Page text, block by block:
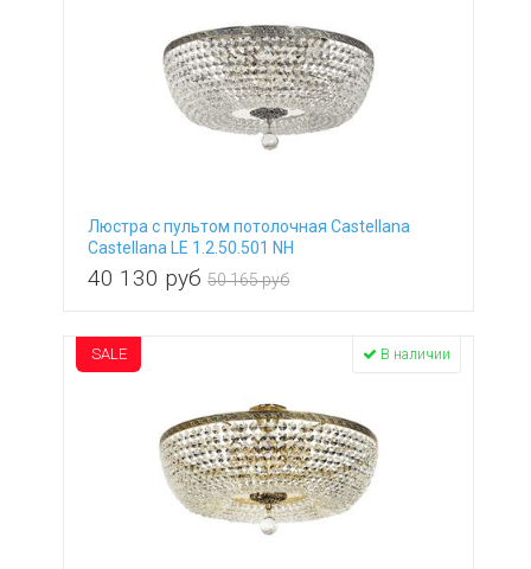
Люстра с пультом потолочная Castellana
Castellana LE 1.2.50.501 NH
40 130 руб 50 165 руб
SALE В наличии